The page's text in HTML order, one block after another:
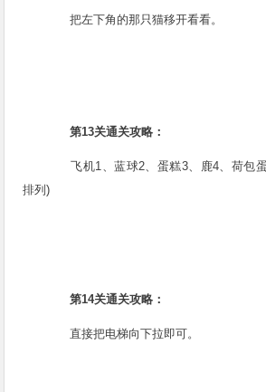
把左下角的那只猫移开看看。
第13关通关攻略：
飞机1、蓝球2、蛋糕3、鹿4、荷包蛋
排列)
第14关通关攻略：
直接把电梯向下拉即可。